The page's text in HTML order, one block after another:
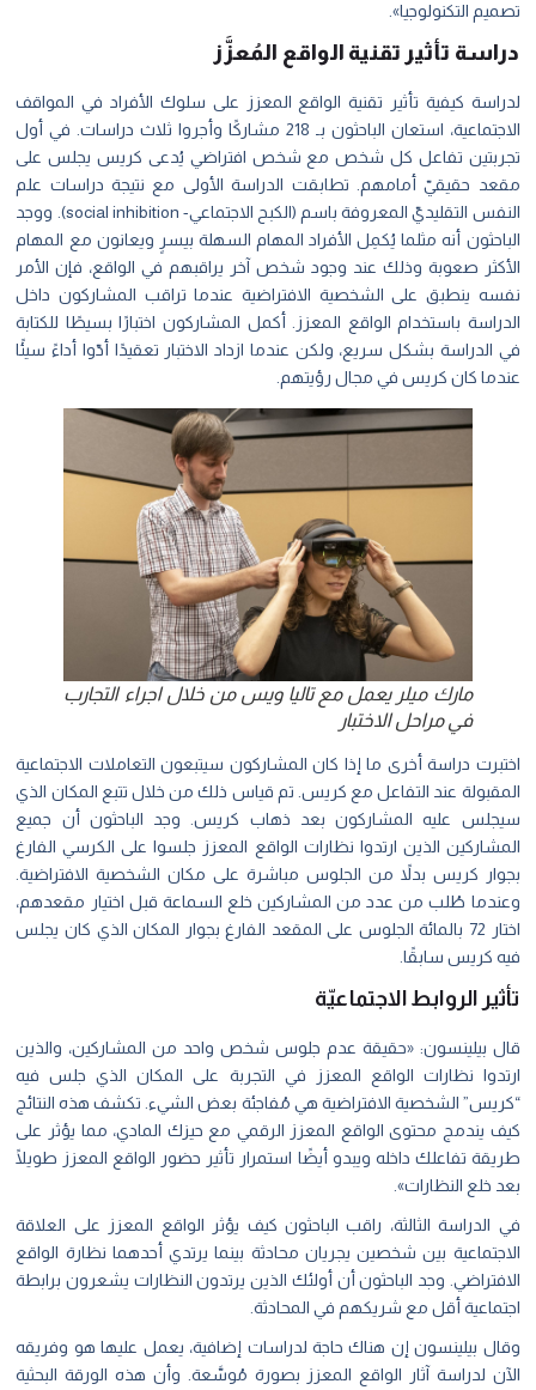
تصميم التكنولوجيا».
دراسة تأثير تقنية الواقع المُعزَّز
لدراسة كيفية تأثير تقنية الواقع المعزز على سلوك الأفراد في المواقف
الاجتماعية، استعان الباحثون بـ 218 مشاركًا وأجروا ثلاث دراسات. في أول
تجربتين تفاعل كل شخص مع شخص افتراضي يُدعى كريس يجلس على
مقعد حقيقيّ أمامهم. تطابقت الدراسة الأولى مع نتيجة دراسات علم
النفس التقليديّ المعروفة باسم (الكبح الاجتماعي- social inhibition). ووجد
الباحثون أنه مثلما يُكمِل الأفراد المهام السهلة بيسرٍ ويعانون مع المهام
الأكثر صعوبة وذلك عند وجود شخص آخر يراقبهم في الواقع، فإن الأمر
نفسه ينطبق على الشخصية الافتراضية عندما تراقب المشاركون داخل
الدراسة باستخدام الواقع المعزز. أكمل المشاركون اختبارًا بسيطًا للكتابة
في الدراسة بشكل سريع، ولكن عندما ازداد الاختبار تعقيدًا أدّوا أداءً سيئًا
عندما كان كريس في مجال رؤيتهم.
مارك ميلر يعمل مع تاليا ويس من خلال اجراء التجارب
في مراحل الاختبار
اختبرت دراسة أخرى ما إذا كان المشاركون سيتبعون التعاملات الاجتماعية
المقبولة عند التفاعل مع كريس. تم قياس ذلك من خلال تتبع المكان الذي
سيجلس عليه المشاركون بعد ذهاب كريس. وجد الباحثون أن جميع
المشاركين الذين ارتدوا نظارات الواقع المعزز جلسوا على الكرسي الفارغ
بجوار كريس بدلاً من الجلوس مباشرة على مكان الشخصية الافتراضية.
وعندما طُلب من عدد من المشاركين خلع السماعة قبل اختيار مقعدهم،
اختار 72 بالمائة الجلوس على المقعد الفارغ بجوار المكان الذي كان يجلس
فيه كريس سابقًا.
تأثير الروابط الاجتماعيّة
قال بيلينسون: «حقيقة عدم جلوس شخص واحد من المشاركين، والذين
ارتدوا نظارات الواقع المعزز في التجربة على المكان الذي جلس فيه
“كريس” الشخصية الافتراضية هي مُفاجئة بعض الشيء. تكشف هذه النتائج
كيف يندمج محتوى الواقع المعزز الرقمي مع حيزك المادي، مما يؤثر على
طريقة تفاعلك داخله ويبدو أيضًا استمرار تأثير حضور الواقع المعزز طويلًا
بعد خلع النظارات».
في الدراسة الثالثة، راقب الباحثون كيف يؤثر الواقع المعزز على العلاقة
الاجتماعية بين شخصين يجريان محادثة بينما يرتدي أحدهما نظارة الواقع
الافتراضي. وجد الباحثون أن أولئك الذين يرتدون النظارات يشعرون برابطة
اجتماعية أقل مع شريكهم في المحادثة.
وقال بيلينسون إن هناك حاجة لدراسات إضافية، يعمل عليها هو وفريقه
الآن لدراسة آثار الواقع المعزز بصورة مُوسَّعة. وأن هذه الورقة البحثية